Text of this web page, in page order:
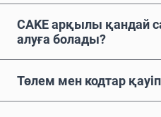
CAKE арқылы қандай
алуға болады?
Төлем мен кодтар